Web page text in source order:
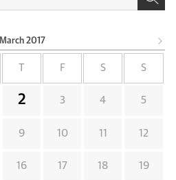
March 2017
F S S
2 3 4 5
9 10 11 12
16 17 18 19